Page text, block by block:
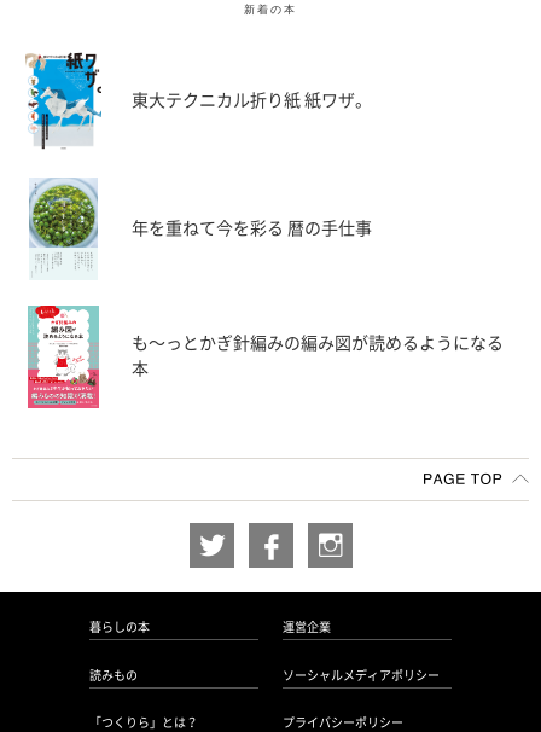
新着の本
東大テクニカル折り紙 紙ワザ。
年を重ねて今を彩る 暦の手仕事
も〜っとかぎ針編みの編み図が読めるようになる
本
暮らしの本
読みもの
「つくりら」とは？
運営企業
ソーシャルメディアポリシー
プライバシーポリシー